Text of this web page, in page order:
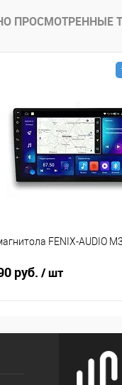
ПРОСМОТРЕННЫЕ
FENIX-AUDIO
руб. / шт